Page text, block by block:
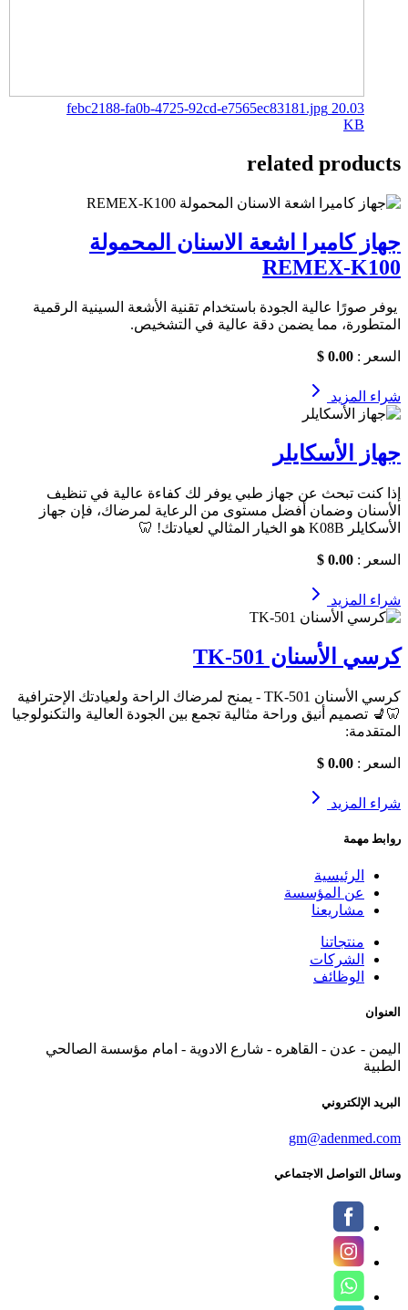
febc2188-fa0b-4725-92cd-e7565ec83181.jpg 20.03
KB
related products
جهاز كاميرا اشعة الاسنان المحمولة
REMEX-K100
يوفر صورًا عالية الجودة باستخدام تقنية الأشعة السينية الرقمية
المتطورة، مما يضمن دقة عالية في التشخيص.
السعر : 0.00 $
شراء المزيد
جهاز الأسكايلر
إذا كنت تبحث عن جهاز طبي يوفر لك كفاءة عالية في تنظيف
الأسنان وضمان أفضل مستوى من الرعاية لمرضاك، فإن جهاز
الأسكايلر K08B هو الخيار المثالي لعيادتك! 🦷
السعر : 0.00 $
شراء المزيد
كرسي الأسنان TK-501
كرسي الأسنان TK-501 - يمنح لمرضاك الراحة ولعيادتك الإحترافية
🦷💺 تصميم أنيق وراحة مثالية تجمع بين الجودة العالية والتكنولوجيا
المتقدمة:
السعر : 0.00 $
شراء المزيد
روابط مهمة
الرئيسية
عن المؤسسة
مشاريعنا
منتجاتنا
الشركات
الوظائف
العنوان
اليمن - عدن - القاهره - شارع الادوية - امام مؤسسة الصالحي
الطبية
البريد الإلكتروني
gm@adenmed.com
وسائل التواصل الاجتماعي